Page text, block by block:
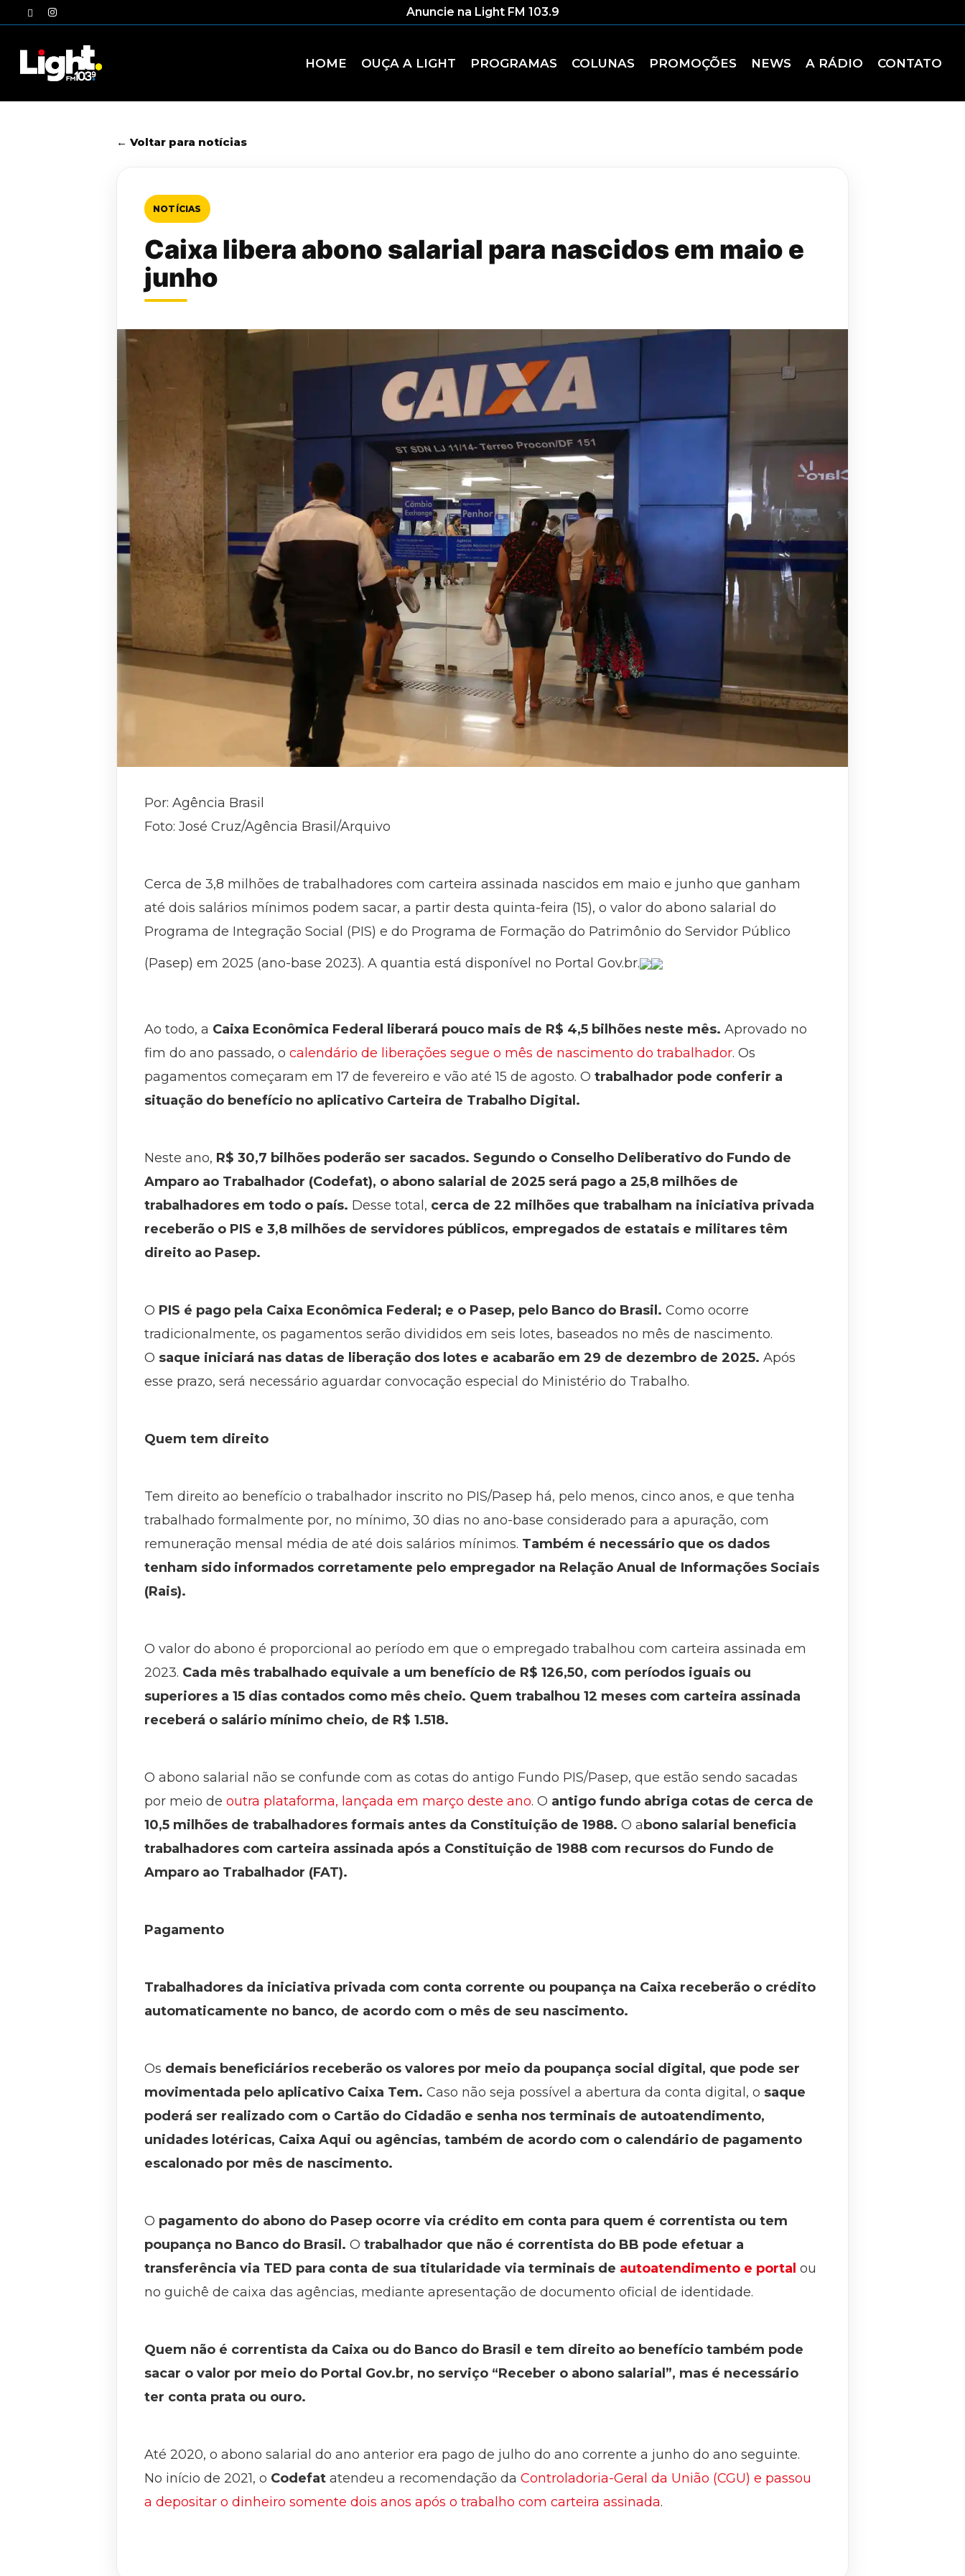
to
twitterinstagram Anuncie na Light FM 103.9
HOME OUÇA A LIGHT PROGRAMAS COLUNAS PROMOÇÕES NEWS A RÁDIO CONTATO
← Voltar para notícias
NOTÍCIAS
Caixa libera abono salarial para nascidos em maio e
junho
Por: Agência Brasil
Foto: José Cruz/Agência Brasil/Arquivo
Cerca de 3,8 milhões de trabalhadores com carteira assinada nascidos em maio e junho que ganham
até dois salários mínimos podem sacar, a partir desta quinta-feira (15), o valor do abono salarial do
Programa de Integração Social (PIS) e do Programa de Formação do Patrimônio do Servidor Público
(Pasep) em 2025 (ano-base 2023). A quantia está disponível no Portal Gov.br.
Ao todo, a Caixa Econômica Federal liberará pouco mais de R$ 4,5 bilhões neste mês. Aprovado no
fim do ano passado, o calendário de liberações segue o mês de nascimento do trabalhador. Os
pagamentos começaram em 17 de fevereiro e vão até 15 de agosto. O trabalhador pode conferir a
situação do benefício no aplicativo Carteira de Trabalho Digital.
Neste ano, R$ 30,7 bilhões poderão ser sacados. Segundo o Conselho Deliberativo do Fundo de
Amparo ao Trabalhador (Codefat), o abono salarial de 2025 será pago a 25,8 milhões de
trabalhadores em todo o país. Desse total, cerca de 22 milhões que trabalham na iniciativa privada
receberão o PIS e 3,8 milhões de servidores públicos, empregados de estatais e militares têm
direito ao Pasep.
O PIS é pago pela Caixa Econômica Federal; e o Pasep, pelo Banco do Brasil. Como ocorre
tradicionalmente, os pagamentos serão divididos em seis lotes, baseados no mês de nascimento.
O saque iniciará nas datas de liberação dos lotes e acabarão em 29 de dezembro de 2025. Após
esse prazo, será necessário aguardar convocação especial do Ministério do Trabalho.
Quem tem direito
Tem direito ao benefício o trabalhador inscrito no PIS/Pasep há, pelo menos, cinco anos, e que tenha
trabalhado formalmente por, no mínimo, 30 dias no ano-base considerado para a apuração, com
remuneração mensal média de até dois salários mínimos. Também é necessário que os dados
tenham sido informados corretamente pelo empregador na Relação Anual de Informações Sociais
(Rais).
O valor do abono é proporcional ao período em que o empregado trabalhou com carteira assinada em
2023. Cada mês trabalhado equivale a um benefício de R$ 126,50, com períodos iguais ou
superiores a 15 dias contados como mês cheio. Quem trabalhou 12 meses com carteira assinada
receberá o salário mínimo cheio, de R$ 1.518.
O abono salarial não se confunde com as cotas do antigo Fundo PIS/Pasep, que estão sendo sacadas
por meio de outra plataforma, lançada em março deste ano. O antigo fundo abriga cotas de cerca de
10,5 milhões de trabalhadores formais antes da Constituição de 1988. O a bono salarial beneficia
trabalhadores com carteira assinada após a Constituição de 1988 com recursos do Fundo de
Amparo ao Trabalhador (FAT).
Pagamento
Trabalhadores da iniciativa privada com conta corrente ou poupança na Caixa receberão o crédito
automaticamente no banco, de acordo com o mês de seu nascimento.
Os demais beneficiários receberão os valores por meio da poupança social digital, que pode ser
movimentada pelo aplicativo Caixa Tem. Caso não seja possível a abertura da conta digital, o saque
poderá ser realizado com o Cartão do Cidadão e senha nos terminais de autoatendimento,
unidades lotéricas, Caixa Aqui ou agências, também de acordo com o calendário de pagamento
escalonado por mês de nascimento.
O pagamento do abono do Pasep ocorre via crédito em conta para quem é correntista ou tem
poupança no Banco do Brasil. O trabalhador que não é correntista do BB pode efetuar a
transferência via TED para conta de sua titularidade via terminais de autoatendimento e portal ou
no guichê de caixa das agências, mediante apresentação de documento oficial de identidade.
Quem não é correntista da Caixa ou do Banco do Brasil e tem direito ao benefício também pode
sacar o valor por meio do Portal Gov.br, no serviço “Receber o abono salarial”, mas é necessário
ter conta prata ou ouro.
Até 2020, o abono salarial do ano anterior era pago de julho do ano corrente a junho do ano seguinte.
No início de 2021, o Codefat atendeu a recomendação da Controladoria-Geral da União (CGU) e passou
a depositar o dinheiro somente dois anos após o trabalho com carteira assinada.